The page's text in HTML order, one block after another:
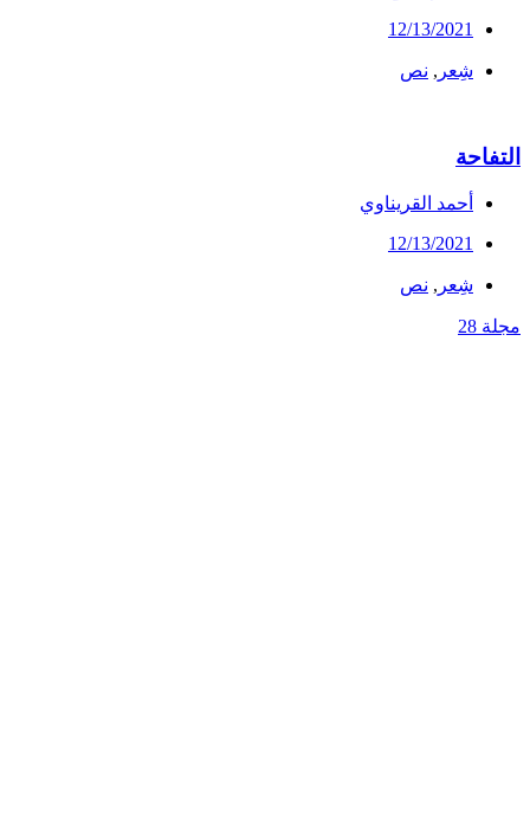
12/13/2021
شِعر , نص
التفاحة
أحمد القريناوي
12/13/2021
شِعر , نص
مجلة 28